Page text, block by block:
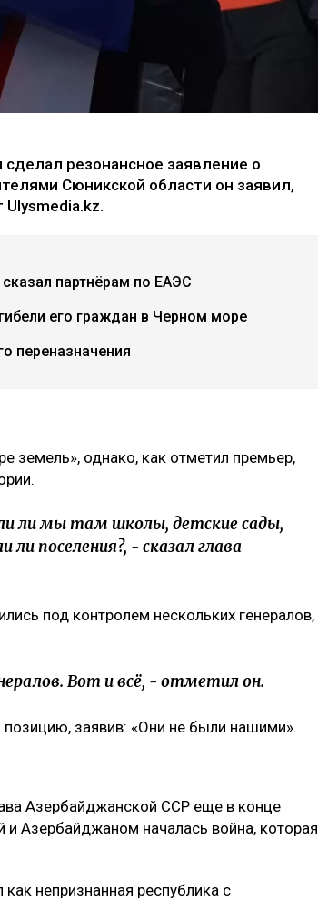
резонансное заявление о
Сюникской области он заявил,
партнёрам по ЕАЭС
его граждан в Черном море
переназначения
земель», однако, как отметил премьер,
ли мы там школы, детские сады,
поселения?, - сказал глава
под контролем нескольких генералов,
Вот и всё, - отметил он.
заявив: «Они не были нашими».
Азербайджанской ССР еще в конце
Азербайджаном началась война, которая
непризнанная республика с